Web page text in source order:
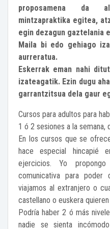
proposamena da
mintzapraktika egitea,
egin dezagun gaztelania
Maila bi edo gehiago
aurreratua.
Eskerrak eman nahi
izateagatik. Ezin dugu
garrantzitsua dela gaur
Cursos para adultos para
1 ó 2 sesiones a la semana,
En los cursos que se
hace especial hincapié
ejercicios. Yo
comunicativa para poder
viajamos al extranjero o
castellano o euskera
Podría haber 2 ó más
nadie se sienta